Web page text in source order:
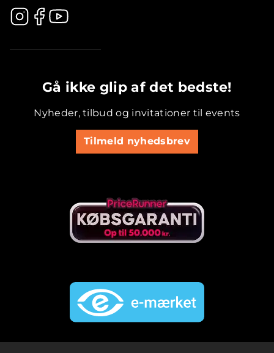
Gå ikke glip af det bedste!
Nyheder, tilbud og invitationer til events
Tilmeld nyhedsbrev